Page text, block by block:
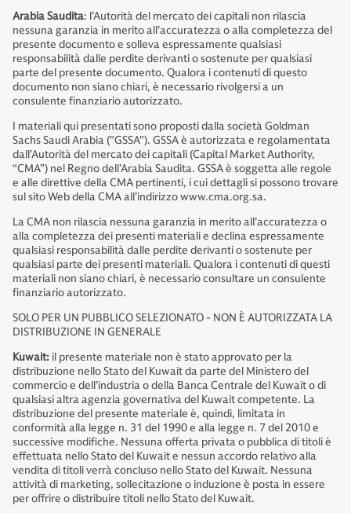
Arabia Saudita: l’Autorità del mercato dei capitali non rilascia
nessuna garanzia in merito all’accuratezza o alla completezza del
presente documento e solleva espressamente qualsiasi
responsabilità dalle perdite derivanti o sostenute per qualsiasi
parte del presente documento. Qualora i contenuti di questo
documento non siano chiari, è necessario rivolgersi a un
consulente finanziario autorizzato.
I materiali qui presentati sono proposti dalla società Goldman
Sachs Saudi Arabia ("GSSA"). GSSA è autorizzata e regolamentata
dall’Autorità del mercato dei capitali (Capital Market Authority,
“CMA”) nel Regno dell’Arabia Saudita. GSSA è soggetta alle regole
e alle direttive della CMA pertinenti, i cui dettagli si possono trovare
sul sito Web della CMA all’indirizzo www.cma.org.sa.
La CMA non rilascia nessuna garanzia in merito all’accuratezza o
alla completezza dei presenti materiali e declina espressamente
qualsiasi responsabilità dalle perdite derivanti o sostenute per
qualsiasi parte dei presenti materiali. Qualora i contenuti di questi
materiali non siano chiari, è necessario consultare un consulente
finanziario autorizzato.
SOLO PER UN PUBBLICO SELEZIONATO - NON È AUTORIZZATA LA
DISTRIBUZIONE IN GENERALE
Kuwait: il presente materiale non è stato approvato per la
distribuzione nello Stato del Kuwait da parte del Ministero del
commercio e dell’industria o della Banca Centrale del Kuwait o di
qualsiasi altra agenzia governativa del Kuwait competente. La
distribuzione del presente materiale è, quindi, limitata in
conformità alla legge n. 31 del 1990 e alla legge n. 7 del 2010 e
successive modifiche. Nessuna offerta privata o pubblica di titoli è
effettuata nello Stato del Kuwait e nessun accordo relativo alla
vendita di titoli verrà concluso nello Stato del Kuwait. Nessuna
attività di marketing, sollecitazione o induzione è posta in essere
per offrire o distribuire titoli nello Stato del Kuwait.